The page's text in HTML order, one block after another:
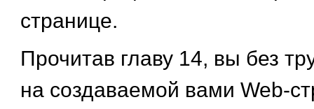
странице.
Прочитав главу 14, вы без
на создаваемой вами Web-